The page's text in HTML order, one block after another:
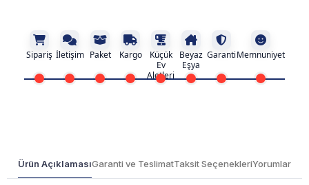
Sipariş İletişim Paket Kargo
Küçük
Ev
Aletleri
Beyaz
Eşya
GarantiMemnuniyet
Ürün AçıklamasıGaranti ve TeslimatTaksit SeçenekleriYorumlar